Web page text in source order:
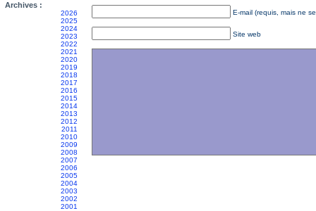
Archives :
2026
2025
2024
2023
2022
2021
2020
2019
2018
2017
2016
2015
2014
2013
2012
2011
2010
2009
2008
2007
2006
2005
2004
2003
2002
2001
E-mail (requis, mais ne
Site web